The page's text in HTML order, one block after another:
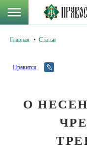
Главная Статьи
Нравится
О